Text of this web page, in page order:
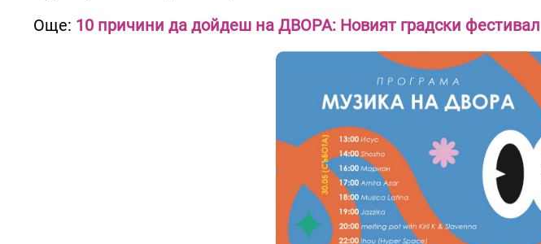
Още: 10 причини да дойдеш на ДВОРА: Новият градски фестивал